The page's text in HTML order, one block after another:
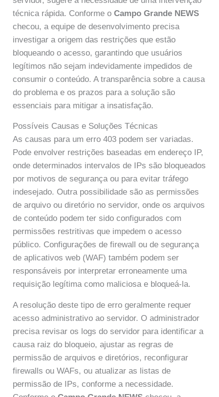
técnica rápida. Conforme oCampo Grande NEWS
checou, a equipe de desenvolvimento precisa
investigar a origem das restrições que estão
bloqueando o acesso, garantindo que usuários
legítimos não sejam indevidamente impedidos de
consumir o conteúdo. A transparência sobre a causa
do problema e os prazos para a solução são
essenciais para mitigar a insatisfação.
Possíveis Causas e Soluções Técnicas
As causas para um erro 403 podem ser variadas.
Pode envolver restrições baseadas em endereço IP,
onde determinados intervalos de IPs são bloqueados
por motivos de segurança ou para evitar tráfego
indesejado. Outra possibilidade são as permissões
de arquivo ou diretório no servidor, onde os arquivos
de conteúdo podem ter sido configurados com
permissões restritivas que impedem o acesso
público. Configurações de firewall ou de segurança
de aplicativos web (WAF) também podem ser
responsáveis por interpretar erroneamente uma
requisição legítima como maliciosa e bloqueá-la.
A resolução deste tipo de erro geralmente requer
acesso administrativo ao servidor. O administrador
precisa revisar os logs do servidor para identificar a
causa raiz do bloqueio, ajustar as regras de
permissão de arquivos e diretórios, reconfigurar
firewalls ou WAFs, ou atualizar as listas de
permissão de IPs, conforme a necessidade.